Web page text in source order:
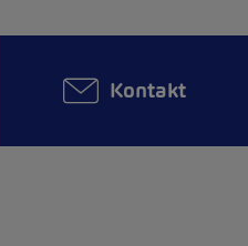
Kontakt